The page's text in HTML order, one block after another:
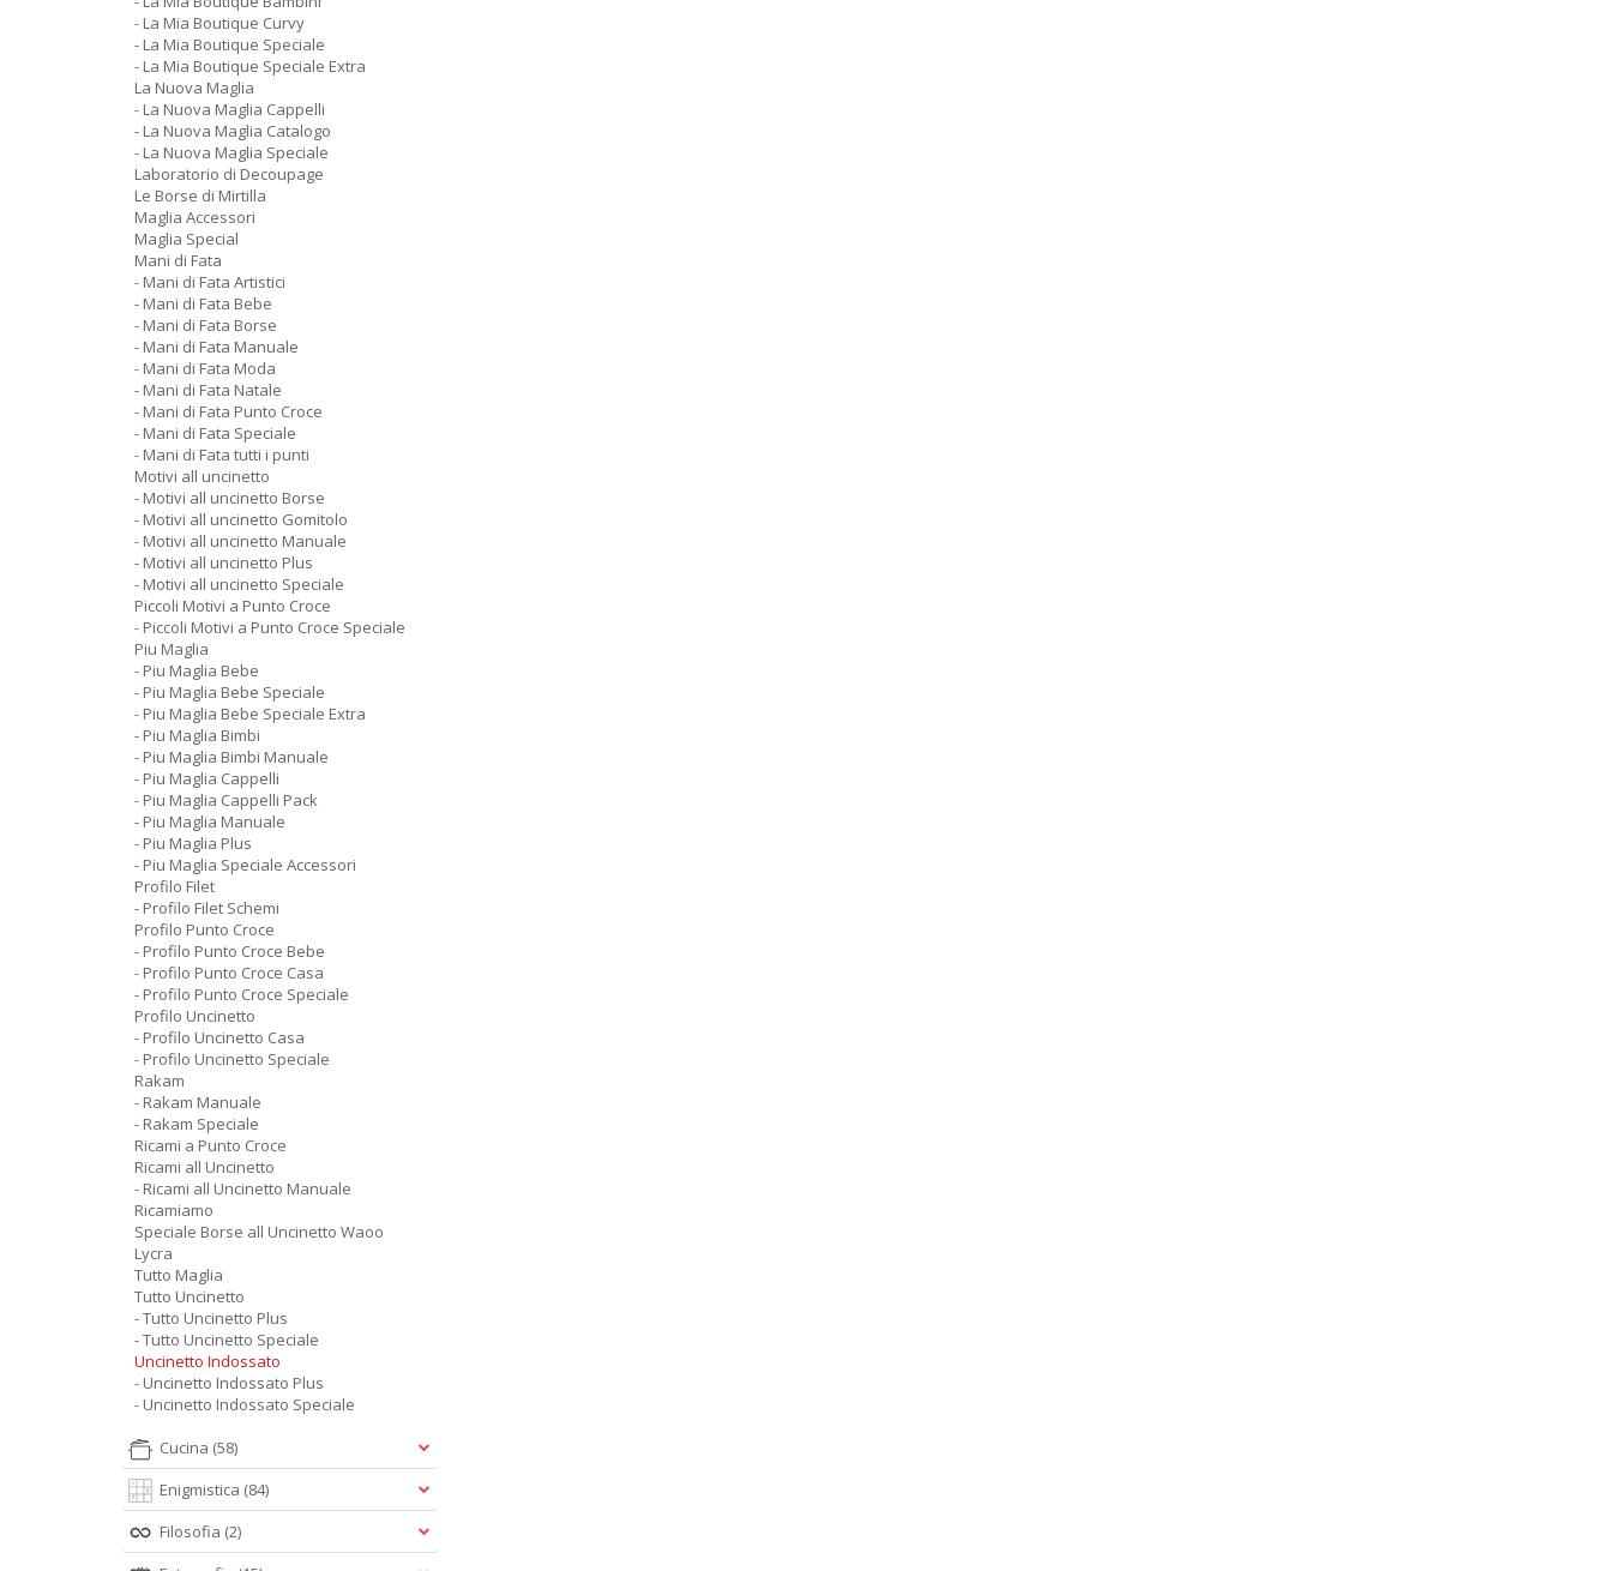
- La Mia Boutique Curvy
- La Mia Boutique Speciale
- La Mia Boutique Speciale Extra
La Nuova Maglia
- La Nuova Maglia Cappelli
- La Nuova Maglia Catalogo
- La Nuova Maglia Speciale
Laboratorio di Decoupage
Le Borse di Mirtilla
Maglia Accessori
Maglia Special
Mani di Fata
- Mani di Fata Artistici
- Mani di Fata Bebe
- Mani di Fata Borse
- Mani di Fata Manuale
- Mani di Fata Moda
- Mani di Fata Natale
- Mani di Fata Punto Croce
- Mani di Fata Speciale
- Mani di Fata tutti i punti
Motivi all uncinetto
- Motivi all uncinetto Borse
- Motivi all uncinetto Gomitolo
- Motivi all uncinetto Manuale
- Motivi all uncinetto Plus
- Motivi all uncinetto Speciale
Piccoli Motivi a Punto Croce
- Piccoli Motivi a Punto Croce Speciale
Piu Maglia
- Piu Maglia Bebe
- Piu Maglia Bebe Speciale
- Piu Maglia Bebe Speciale Extra
- Piu Maglia Bimbi
- Piu Maglia Bimbi Manuale
- Piu Maglia Cappelli
- Piu Maglia Cappelli Pack
- Piu Maglia Manuale
- Piu Maglia Plus
- Piu Maglia Speciale Accessori
Profilo Filet
- Profilo Filet Schemi
Profilo Punto Croce
- Profilo Punto Croce Bebe
- Profilo Punto Croce Casa
- Profilo Punto Croce Speciale
Profilo Uncinetto
- Profilo Uncinetto Casa
- Profilo Uncinetto Speciale
Rakam
- Rakam Manuale
- Rakam Speciale
Ricami a Punto Croce
Ricami all Uncinetto
- Ricami all Uncinetto Manuale
Ricamiamo
Speciale Borse all Uncinetto Waoo
Lycra
Tutto Maglia
Tutto Uncinetto
- Tutto Uncinetto Plus
- Tutto Uncinetto Speciale
Uncinetto Indossato
- Uncinetto Indossato Plus
- Uncinetto Indossato Speciale
Cucina (58)
Enigmistica (84)
Filosofia (2)